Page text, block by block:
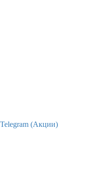
Telegram (Акции)